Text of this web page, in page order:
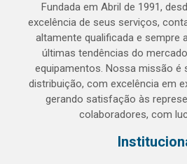
Fundada em Abril de 1991,
excelência de seus serviços,
altamente qualificada e sempre
últimas tendências do
equipamentos. Nossa missão é
distribuição, com excelência em
gerando satisfação às
colaboradores, com